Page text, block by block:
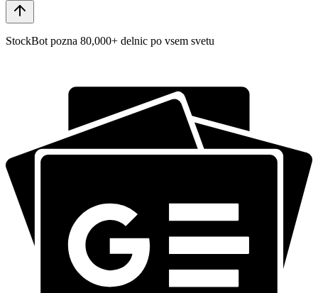
StockBot pozna 80,000+ delnic po vsem svetu